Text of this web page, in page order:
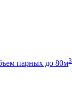
парных до 80м3